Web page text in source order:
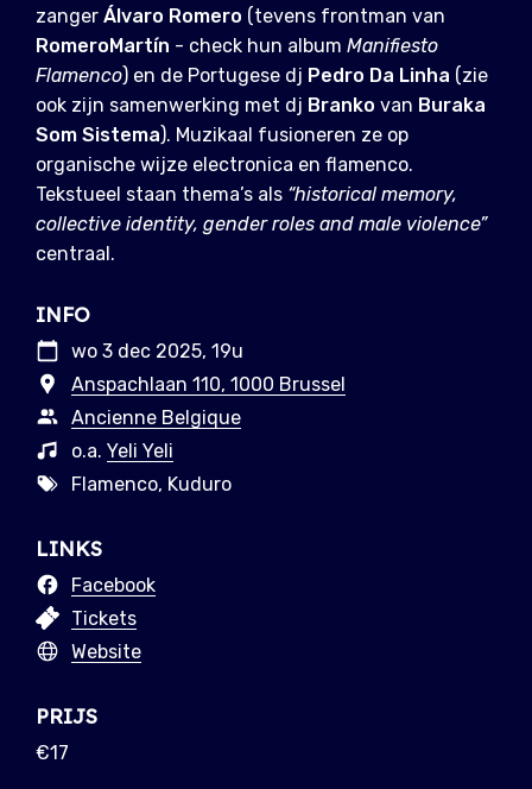
zanger Álvaro Romero (tevens frontman van
RomeroMartín - check hun album Manifiesto
Flamenco) en de Portugese dj Pedro Da Linha (zie
ook zijn samenwerking met dj Branko van Buraka
Som Sistema). Muzikaal fusioneren ze op
organische wijze electronica en flamenco.
Tekstueel staan thema’s als “historical memory,
collective identity, gender roles and male violence”
centraal.
INFO
wo 3 dec 2025, 19u
Anspachlaan 110, 1000 Brussel
Ancienne Belgique
o.a. Yeli Yeli
Flamenco, Kuduro
LINKS
Facebook
Tickets
Website
PRIJS
€17